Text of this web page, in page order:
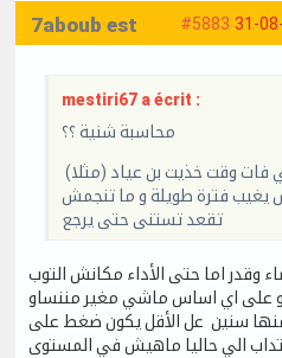
#5883 31-
7aboub est
mestiri67 a écrit :
محاسبة شنية ؟؟
فات وقت خذيت بن عياد (مثلا)
فترة طويلة و ما تنجمش
تقعد تستنى حتى يرجع
وقدر اما حتى الأداء مكانش التوب
و على اي اساس ماشي مغير مننساو
سنين عل الأقل يكون ضغط على
الي حاليا ماهيش في المستوى